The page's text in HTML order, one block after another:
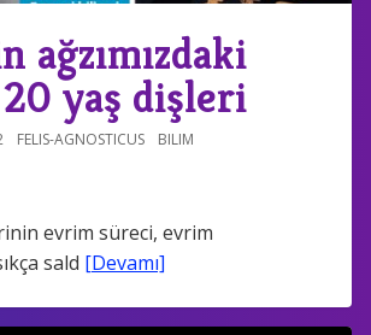
ağzımızdaki
20 yaş dişleri
FELIS-AGNOSTICUS BILIM
evrim süreci, evrim
sald [Devamı]